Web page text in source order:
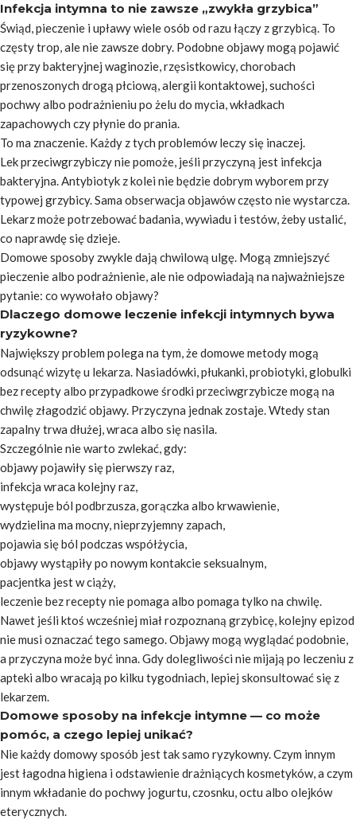
Infekcja intymna to nie zawsze „zwykła grzybica”
Świąd, pieczenie i upławy wiele osób od razu łączy z grzybicą. To
częsty trop, ale nie zawsze dobry. Podobne objawy mogą pojawić
się przy bakteryjnej waginozie, rzęsistkowicy, chorobach
przenoszonych drogą płciową, alergii kontaktowej, suchości
pochwy albo podrażnieniu po żelu do mycia, wkładkach
zapachowych czy płynie do prania.
To ma znaczenie. Każdy z tych problemów leczy się inaczej.
Lek przeciwgrzybiczy nie pomoże, jeśli przyczyną jest infekcja
bakteryjna. Antybiotyk z kolei nie będzie dobrym wyborem przy
typowej grzybicy. Sama obserwacja objawów często nie wystarcza.
Lekarz może potrzebować badania, wywiadu i testów, żeby ustalić,
co naprawdę się dzieje.
Domowe sposoby zwykle dają chwilową ulgę. Mogą zmniejszyć
pieczenie albo podrażnienie, ale nie odpowiadają na najważniejsze
pytanie: co wywołało objawy?
Dlaczego domowe leczenie infekcji intymnych bywa
ryzykowne?
Największy problem polega na tym, że domowe metody mogą
odsunąć wizytę u lekarza. Nasiadówki, płukanki, probiotyki, globulki
bez recepty albo przypadkowe środki przeciwgrzybicze mogą na
chwilę złagodzić objawy. Przyczyna jednak zostaje. Wtedy stan
zapalny trwa dłużej, wraca albo się nasila.
Szczególnie nie warto zwlekać, gdy:
objawy pojawiły się pierwszy raz,
infekcja wraca kolejny raz,
występuje ból podbrzusza, gorączka albo krwawienie,
wydzielina ma mocny, nieprzyjemny zapach,
pojawia się ból podczas współżycia,
objawy wystąpiły po nowym kontakcie seksualnym,
pacjentka jest w ciąży,
leczenie bez recepty nie pomaga albo pomaga tylko na chwilę.
Nawet jeśli ktoś wcześniej miał rozpoznaną grzybicę, kolejny epizod
nie musi oznaczać tego samego. Objawy mogą wyglądać podobnie,
a przyczyna może być inna. Gdy dolegliwości nie mijają po leczeniu z
apteki albo wracają po kilku tygodniach, lepiej skonsultować się z
lekarzem.
Domowe sposoby na infekcje intymne — co może
pomóc, a czego lepiej unikać?
Nie każdy domowy sposób jest tak samo ryzykowny. Czym innym
jest łagodna higiena i odstawienie drażniących kosmetyków, a czym
innym wkładanie do pochwy jogurtu, czosnku, octu albo olejków
eterycznych.